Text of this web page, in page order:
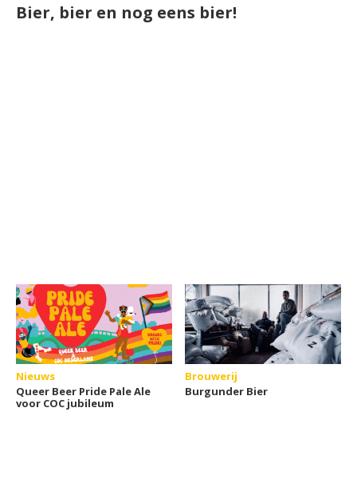
Bier, bier en nog eens bier!
Nieuws
Queer Beer Pride Pale Ale
voor COC jubileum
Brouwerij
Burgunder Bier